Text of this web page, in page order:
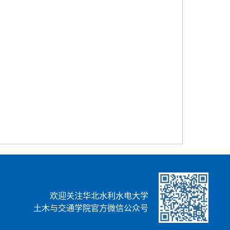
欢迎关注华北水利水电大学
土木与交通学院官方微信公众号